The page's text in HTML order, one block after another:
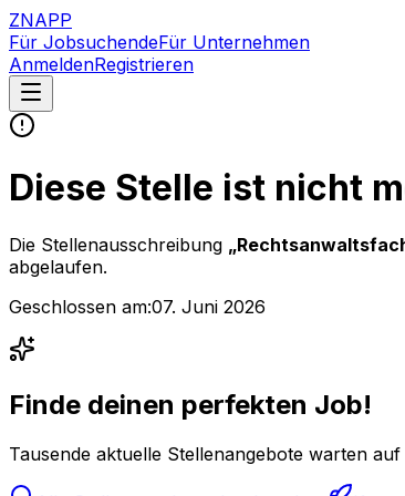
ZNAPP
Für JobsuchendeFür Unternehmen
AnmeldenRegistrieren
Diese Stelle ist nicht
Die Stellenausschreibung „
abgelaufen.
Geschlossen am:07. Juni 2026
Finde deinen perfekten Job!
Tausende aktuelle Stellenangebote warten